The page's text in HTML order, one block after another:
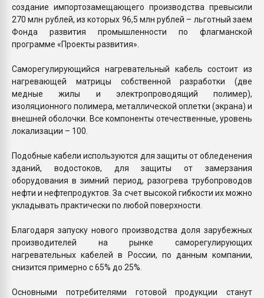
создание импортозамещающего производства превысили
270 млн рублей, из которых 96,5 млн рублей – льготный заем
Фонда развития промышленности по флагманской
программе «Проекты развития».
Саморегулирующийся нагревательный кабель состоит из
нагревающей матрицы собственной разработки (две
медные жилы и электропроводящий полимер),
изоляционного полимера, металлической оплетки (экрана) и
внешней оболочки. Все компоненты отечественные, уровень
локализации – 100.
Подобные кабели используются для защиты от обледенения
зданий, водостоков, для защиты от замерзания
оборудования в зимний период, разогрева трубопроводов
нефти и нефтепродуктов. За счет высокой гибкости их можно
укладывать практически по любой поверхности.
Благодаря запуску нового производства доля зарубежных
производителей на рынке саморегулирующих
нагревательных кабелей в России, по данным компании,
снизится примерно с 65% до 25%.
Основными потребителями готовой продукции станут